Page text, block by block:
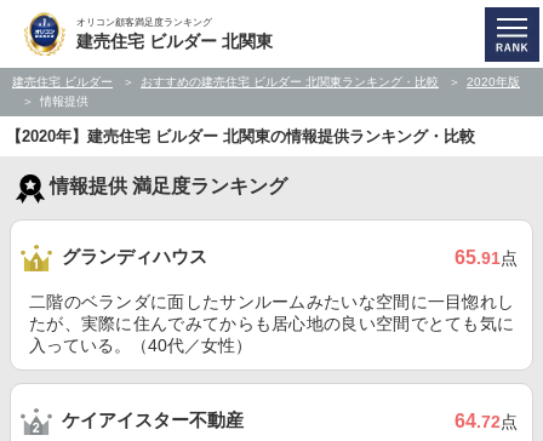
オリコン顧客満足度ランキング
建売住宅 ビルダー 北関東
建売住宅 ビルダー おすすめの建売住宅 ビルダー 北関東ランキング・比較
2020年版
情報提供
【2020年】建売住宅 ビルダー 北関東の情報提供ランキング・比較
情報提供 満足度ランキング
グランディハウス 65.91点
二階のベランダに面したサンルームみたいな空間に一目惚れし
たが、実際に住んでみてからも居心地の良い空間でとても気に
入っている。（40代／女性）
ケイアイスター不動産 64.72点